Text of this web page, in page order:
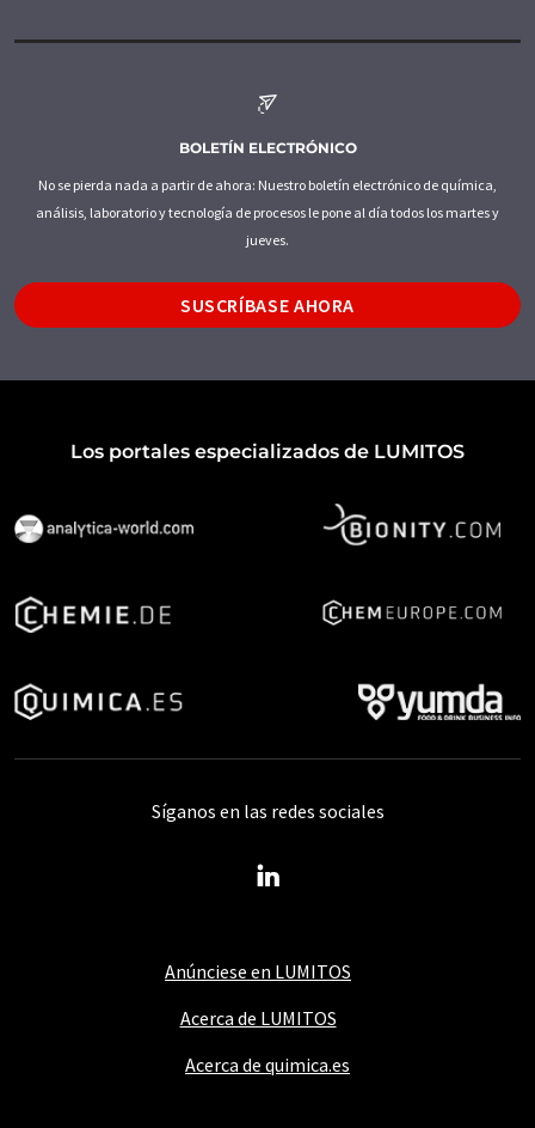
BOLETÍN ELECTRÓNICO
No se pierda nada a partir de ahora: Nuestro boletín electrónico de química,
análisis, laboratorio y tecnología de procesos le pone al día todos los martes y
jueves.
SUSCRÍBASE AHORA
Los portales especializados de LUMITOS
Anúnciese en LUMITOS
Acerca de LUMITOS
Acerca de quimica.es
Síganos en las redes sociales